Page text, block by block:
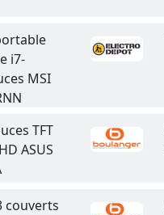
i7-
MSI
TFT
ASUS
couverts